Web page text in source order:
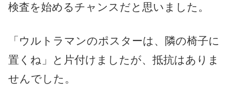
検査を始めるチャンスだと思いました。
「ウルトラマンのポスターは、隣の椅子に
置くね」と片付けましたが、抵抗はありま
せんでした。